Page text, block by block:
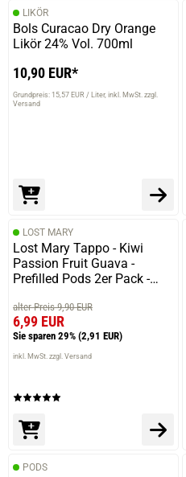
LIKÖR
Bols Curacao Dry Orange
Likör 24% Vol. 700ml
10,90 EUR*
Grundpreis: 15,57 EUR / Liter inkl. MwSt. zzgl.
Versand
LOST MARY
Lost Mary Tappo - Kiwi
Passion Fruit Guava -
Prefilled Pods 2er Pack -
alter Preis 9,90 EUR
6,99 EUR
Sie sparen 29% (2,91 EUR)
inkl. MwSt. zzgl. Versand
PODS